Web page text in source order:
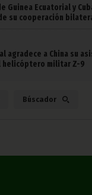
Guinea Ecuatorial y
su cooperación
agradece a China su
helicóptero militar Z-9
Búscador